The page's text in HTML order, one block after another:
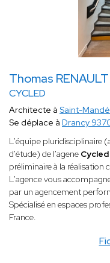
Thomas RENAULT
CYCLED
Architecte à Saint-
Se déplace à Drancy
​L'équipe pluridisciplinaire
d'étude) de l'agene Cycled
préliminaire à la réalisation
L'agence vous
par un agencement
Spécialisé en espaces
France.